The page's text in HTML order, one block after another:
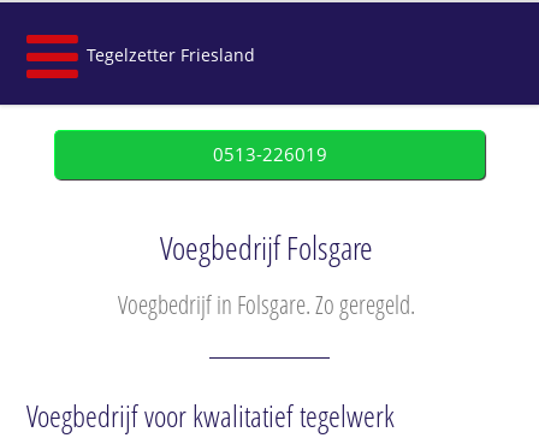
Tegelzetter Friesland
0513-226019
Voegbedrijf Folsgare
Voegbedrijf in Folsgare. Zo geregeld.
Voegbedrijf voor kwalitatief tegelwerk